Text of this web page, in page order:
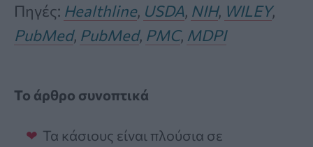
Πηγές: Healthline, USDA, NIH, WILEY,
PubMed, PubMed, PMC, MDPI
Το άρθρο συνοπτικά
Τα κάσιους είναι πλούσια σε